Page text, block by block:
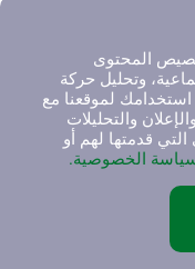
المحتوى
وتحليل حركة
لموقعنا مع
والتحليلات
قدمتها لهم أو
الخصوصية.